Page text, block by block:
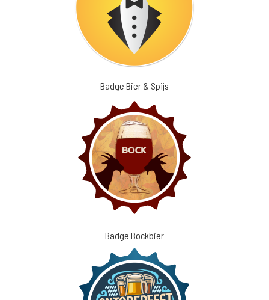
Badge Bier & Spijs
Badge Bockbier